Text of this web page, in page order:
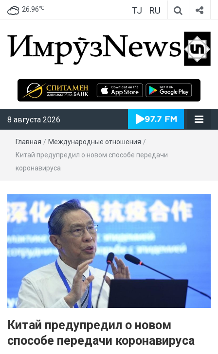
26.96℃ TJ RU
ИмрӯзNews
8 августа 2026
Главная / Международные отношения /
Китай предупредил о новом способе передачи
коронавируса
Китай предупредил о новом
способе передачи коронавируса